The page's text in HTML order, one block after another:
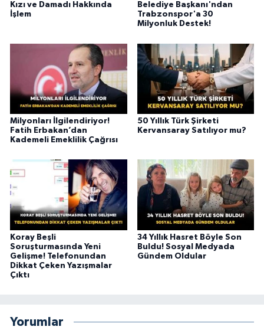
Kızı ve Damadı Hakkında
İşlem
Belediye Başkanı'ndan
Trabzonspor'a 30
Milyonluk Destek!
Milyonları İlgilendiriyor!
Fatih Erbakan’dan
Kademeli Emeklilik Çağrısı
50 Yıllık Türk Şirketi
Kervansaray Satılıyor mu?
Koray Beşli
Soruşturmasında Yeni
Gelişme! Telefonundan
Dikkat Çeken Yazışmalar
Çıktı
34 Yıllık Hasret Böyle Son
Buldu! Sosyal Medyada
Gündem Oldular
Yorumlar